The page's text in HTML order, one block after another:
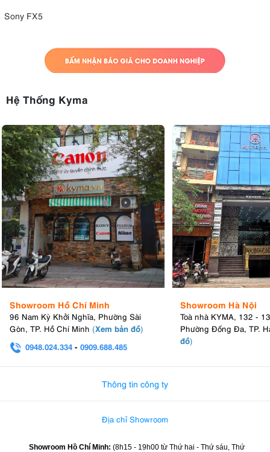
Sony FX5
Hệ Thống Kyma
Showroom Hồ Chí Minh
96 Nam Kỳ Khởi Nghĩa, Phường Sài
Gòn, TP. Hồ Chí Minh (Xem bản đồ)
0948.024.334 - 0909.688.485
Showroom Hà Nội
Toà nhà KYMA, 132 -
Phường Đống Đa, TP.
đồ)
Thông tin công ty
Địa chỉ Showroom
Showroom Hồ Chí Minh: (8h15 - 19h00 từ Thứ hai - Thứ sáu, Thứ